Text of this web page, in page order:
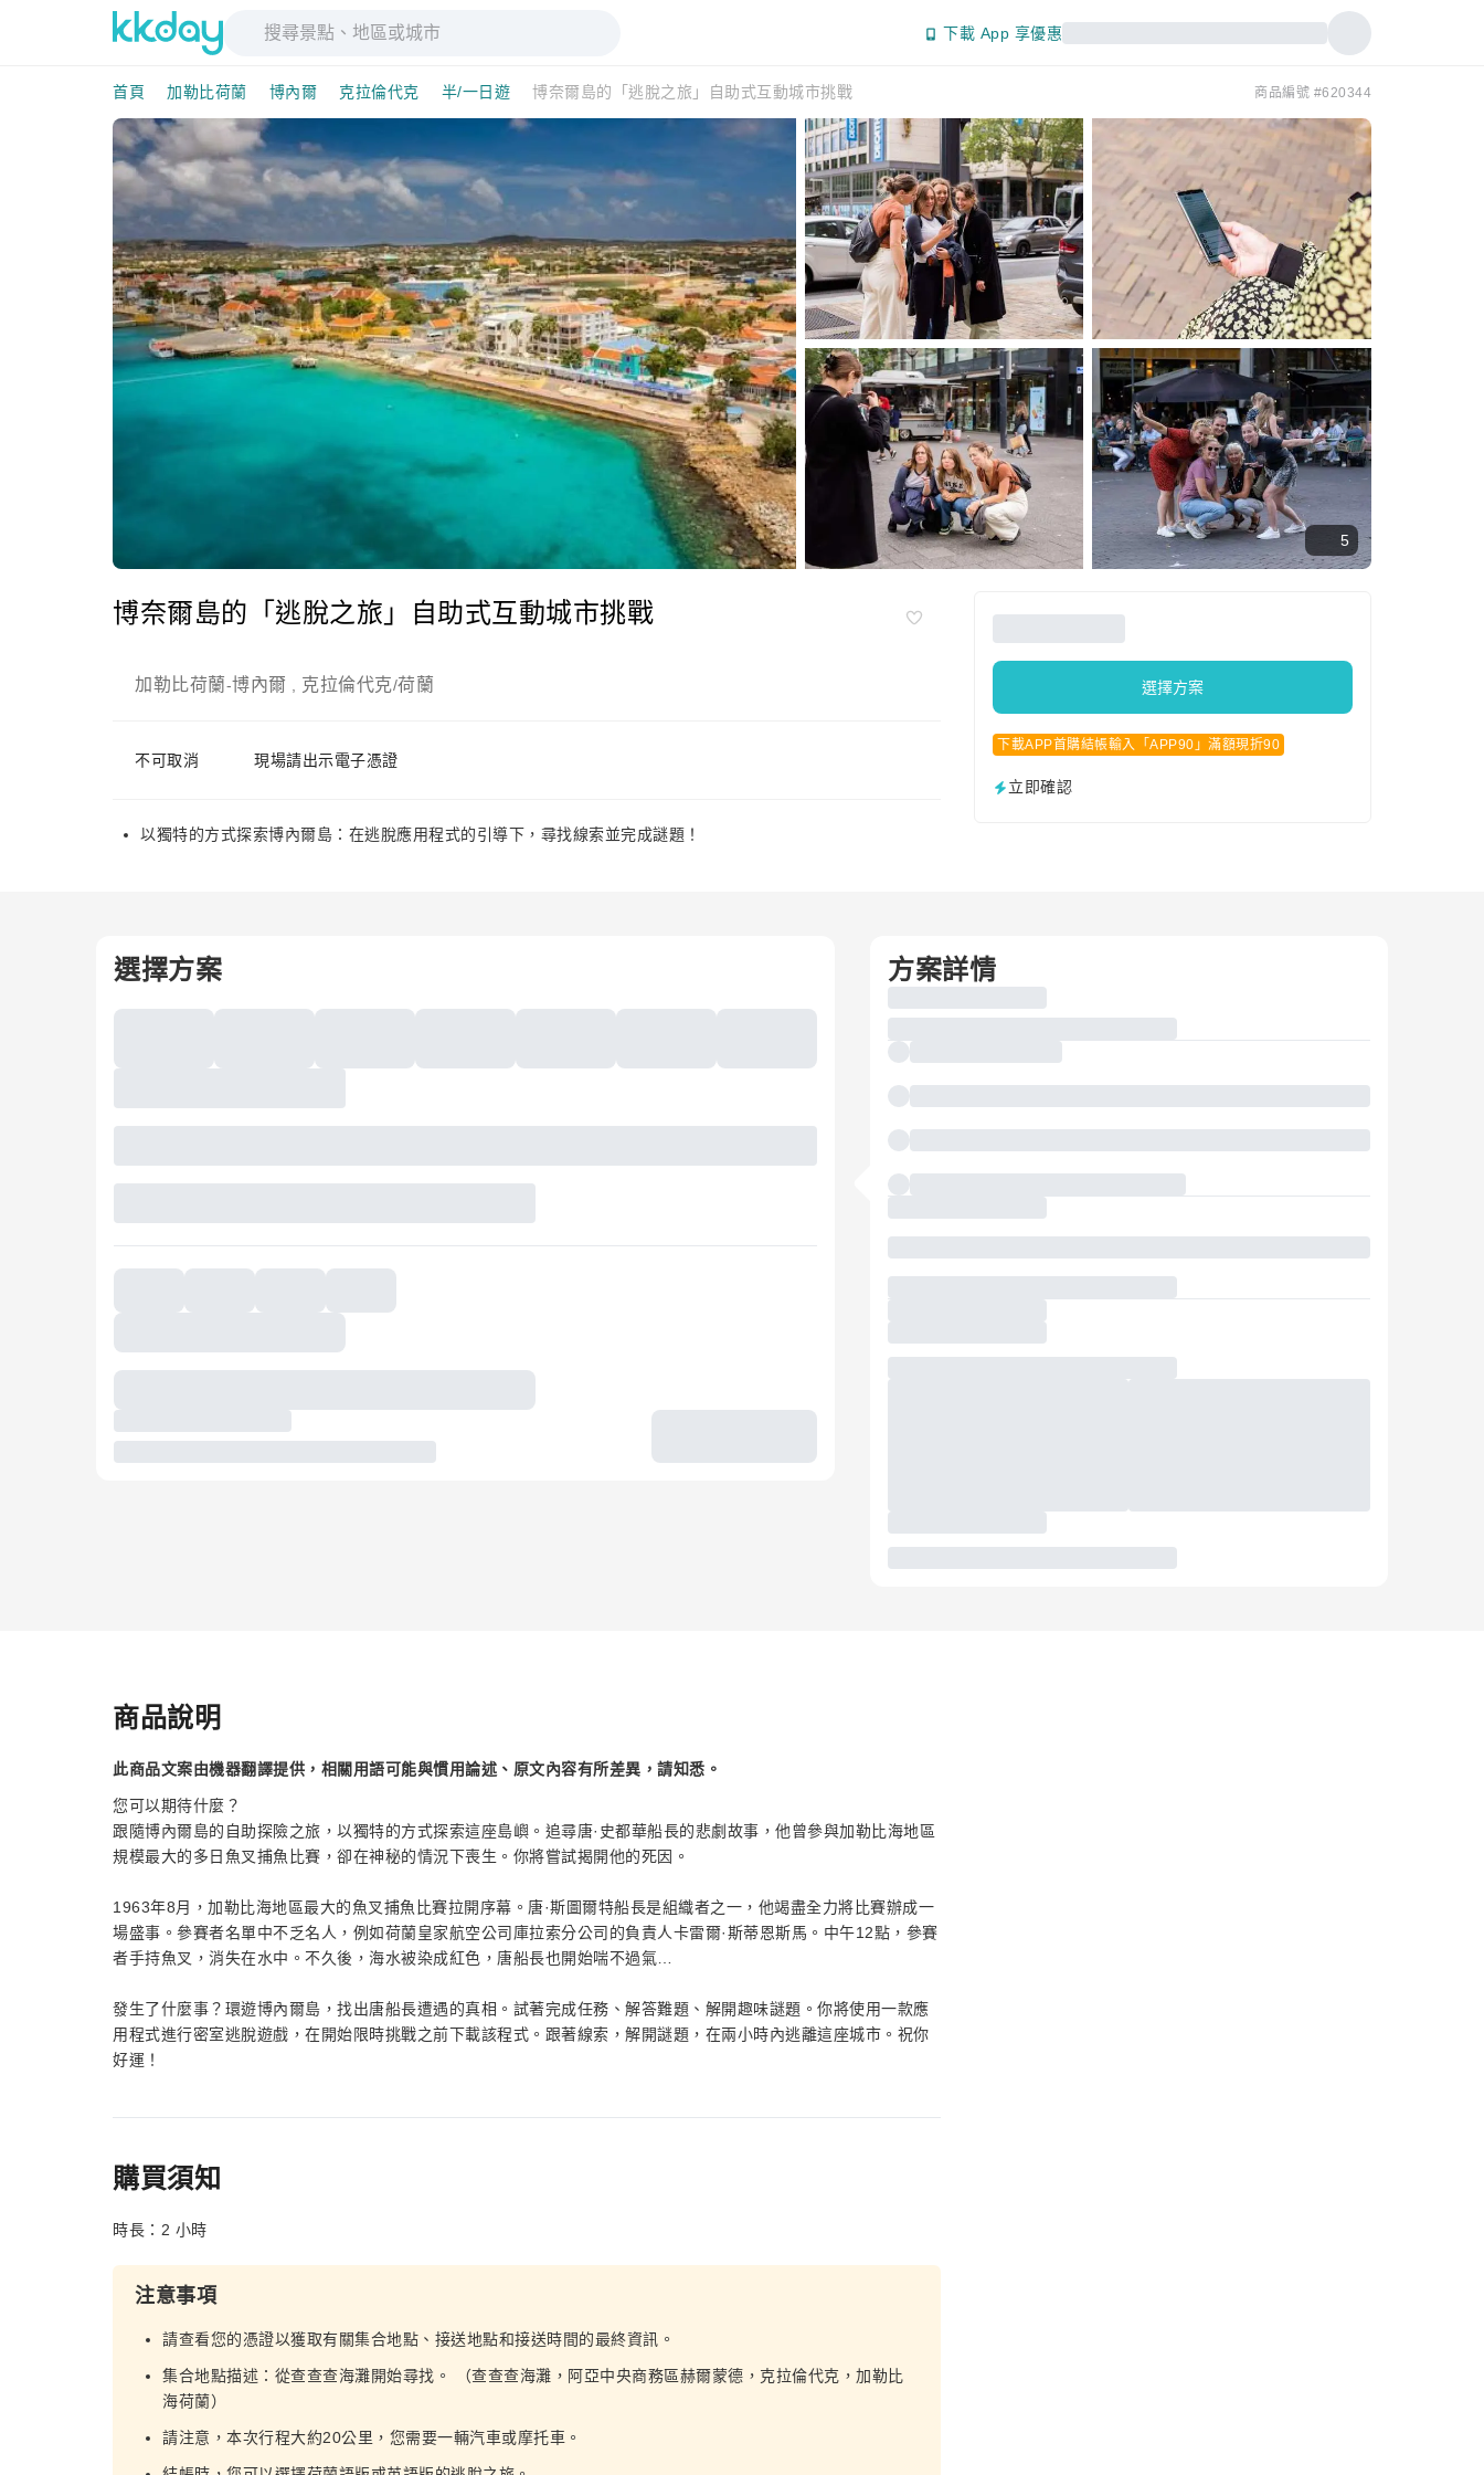
下載 App 享優惠
首頁 加勒比荷蘭 博內爾 克拉倫代克 半/一日遊 博奈爾島的「逃脫之旅」自助式互動城市挑戰 商品編號 #620344
5
博奈爾島的「逃脫之旅」自助式互動城市挑戰
加勒比荷蘭-博內爾 克拉倫代克/荷蘭
不可取消 現場請出示電子憑證
以獨特的方式探索博內爾島：在逃脫應用程式的引導下，尋找線索並完成謎題！
選擇方案
下載APP首購結帳輸入「APP90」滿額現折90
立即確認
選擇方案 方案詳情
商品說明
此商品文案由機器翻譯提供，相關用語可能與慣用論述、原文內容有所差異，請知悉。
您可以期待什麼？
跟隨博內爾島的自助探險之旅，以獨特的方式探索這座島嶼。追尋唐·史都華船長的悲劇故事，他曾參與加勒比海地區
規模最大的多日魚叉捕魚比賽，卻在神秘的情況下喪生。你將嘗試揭開他的死因。
1963年8月，加勒比海地區最大的魚叉捕魚比賽拉開序幕。唐·斯圖爾特船長是組織者之一，他竭盡全力將比賽辦成一
場盛事。參賽者名單中不乏名人，例如荷蘭皇家航空公司庫拉索分公司的負責人卡雷爾·斯蒂恩斯馬。中午12點，參賽
者手持魚叉，消失在水中。不久後，海水被染成紅色，唐船長也開始喘不過氣…
發生了什麼事？環遊博內爾島，找出唐船長遭遇的真相。試著完成任務、解答難題、解開趣味謎題。你將使用一款應
用程式進行密室逃脫遊戲，在開始限時挑戰之前下載該程式。跟著線索，解開謎題，在兩小時內逃離這座城市。祝你
好運！
購買須知
時長：2 小時
注意事項
請查看您的憑證以獲取有關集合地點、接送地點和接送時間的最終資訊。
集合地點描述：從查查查海灘開始尋找。 （查查查海灘，阿亞中央商務區赫爾蒙德，克拉倫代克，加勒比
海荷蘭）
請注意，本次行程大約20公里，您需要一輛汽車或摩托車。